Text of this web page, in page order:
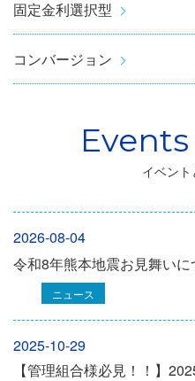
固定金利選択型
コンバージョン
イベン
2026-08-04
令和8年熊本地震お見舞いに
ニュース
2025-10-29
【管理組合様必見！！】